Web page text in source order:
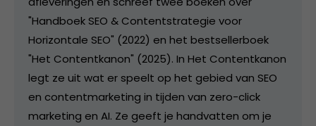
"Handboek SEO & Contentstrategie voor
Horizontale SEO" (2022) en het bestsellerboek
"Het Contentkanon" (2025). In Het Contentkanon
legt ze uit wat er speelt op het gebied van SEO
en contentmarketing in tijden van zero-click
marketing en AI. Ze geeft je handvatten om je